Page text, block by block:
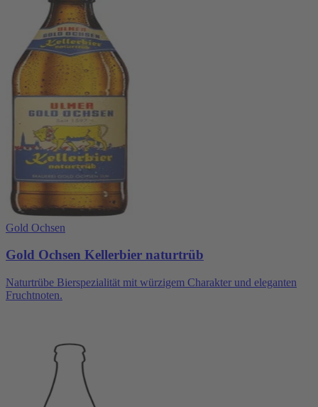
Gold Ochsen
Gold Ochsen Kellerbier naturtrüb
Naturtrübe Bierspezialität mit würzigem Charakter und eleganten
Fruchtnoten.